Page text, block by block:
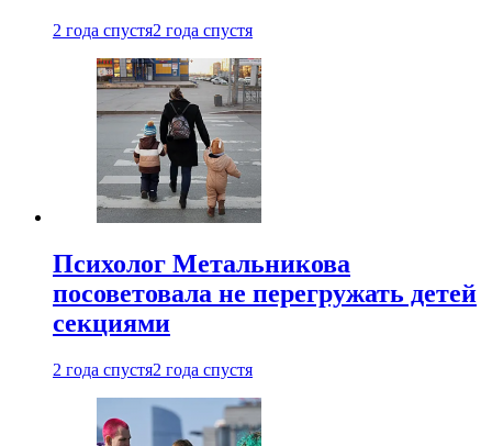
2 года спустя2 года спустя
Психолог Метальникова
посоветовала не перегружать детей
секциями
2 года спустя2 года спустя